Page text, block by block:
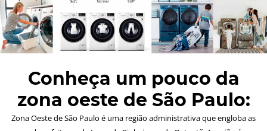
Conheça um pouco da
zona oeste de São Paulo:
Zona Oeste de São Paulo é uma região administrativa que engloba as